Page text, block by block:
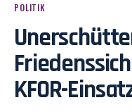
POLITIK
KFOR-